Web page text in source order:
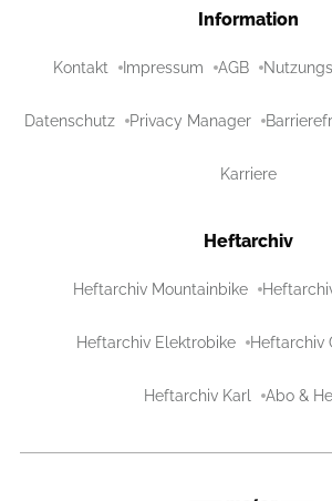
Information
Kontakt Impressum AGB
Datenschutz Privacy Manager
Karriere
Heftarchiv
Heftarchiv Mountainbike
Heftarchiv Elektrobike Heftarchiv
Heftarchiv Karl Abo &